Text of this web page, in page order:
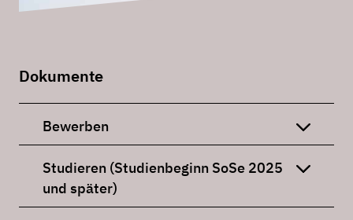
Dokumente
Bewerben
Studieren (Studienbeginn SoSe 2025
und später)